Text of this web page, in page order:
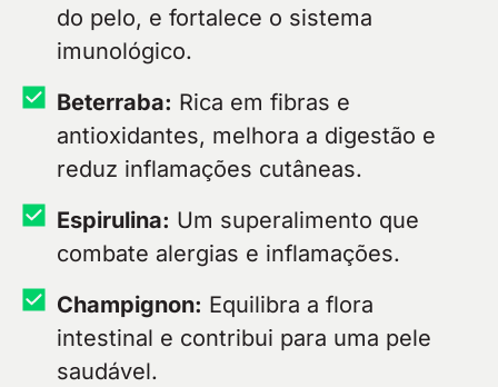
do pelo, e fortalece o sistema
imunológico.
Beterraba: Rica em fibras e
antioxidantes, melhora a digestão e
reduz inflamações cutâneas.
Espirulina: Um superalimento que
combate alergias e inflamações.
Champignon: Equilibra a flora
intestinal e contribui para uma pele
saudável.